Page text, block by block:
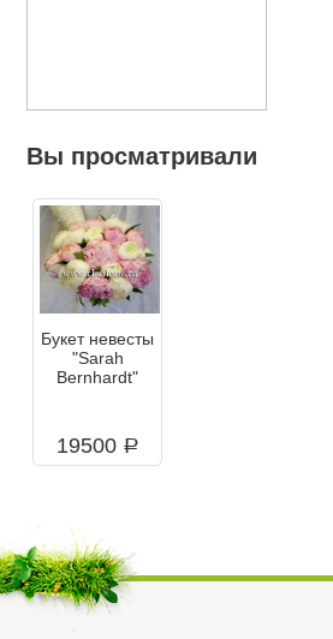
Вы просматривали
Букет невесты
"Sarah
Bernhardt"
19500 a